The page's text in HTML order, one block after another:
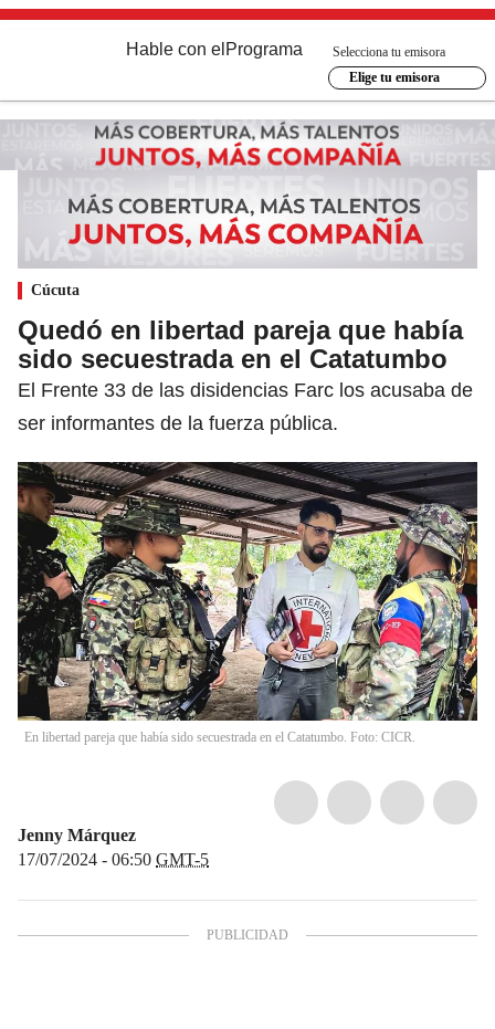
Hable con el Programa
Selecciona tu emisora
Elige tu emisora
Cúcuta
Quedó en libertad pareja que había
sido secuestrada en el Catatumbo
El Frente 33 de las disidencias Farc los acusaba de
ser informantes de la fuerza pública.
En libertad pareja que había sido secuestrada en el Catatumbo. Foto: CICR.
Jenny Márquez
17/07/2024 - 06:50 GMT-5